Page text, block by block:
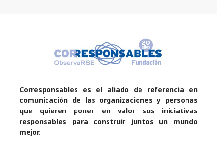
Corresponsables es el aliado de referencia en
comunicación de las organizaciones y personas
que quieren poner en valor sus iniciativas
responsables para construir juntos un mundo
mejor.